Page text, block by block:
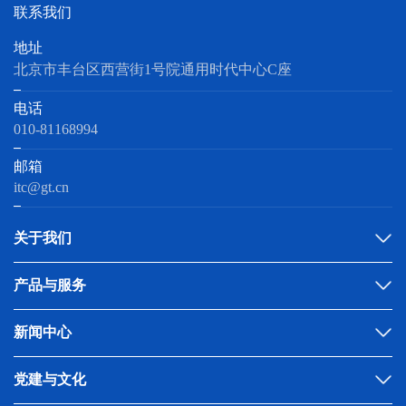
联系我们
地址
北京市丰台区西营街1号院通用时代中心C座
电话
010-81168994
邮箱
itc@gt.cn
关于我们
产品与服务
新闻中心
党建与文化